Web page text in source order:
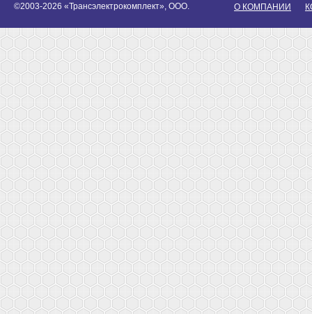
©2003-2026 «Трансэлектрокомплект», ООО. О КОМПАНИИ